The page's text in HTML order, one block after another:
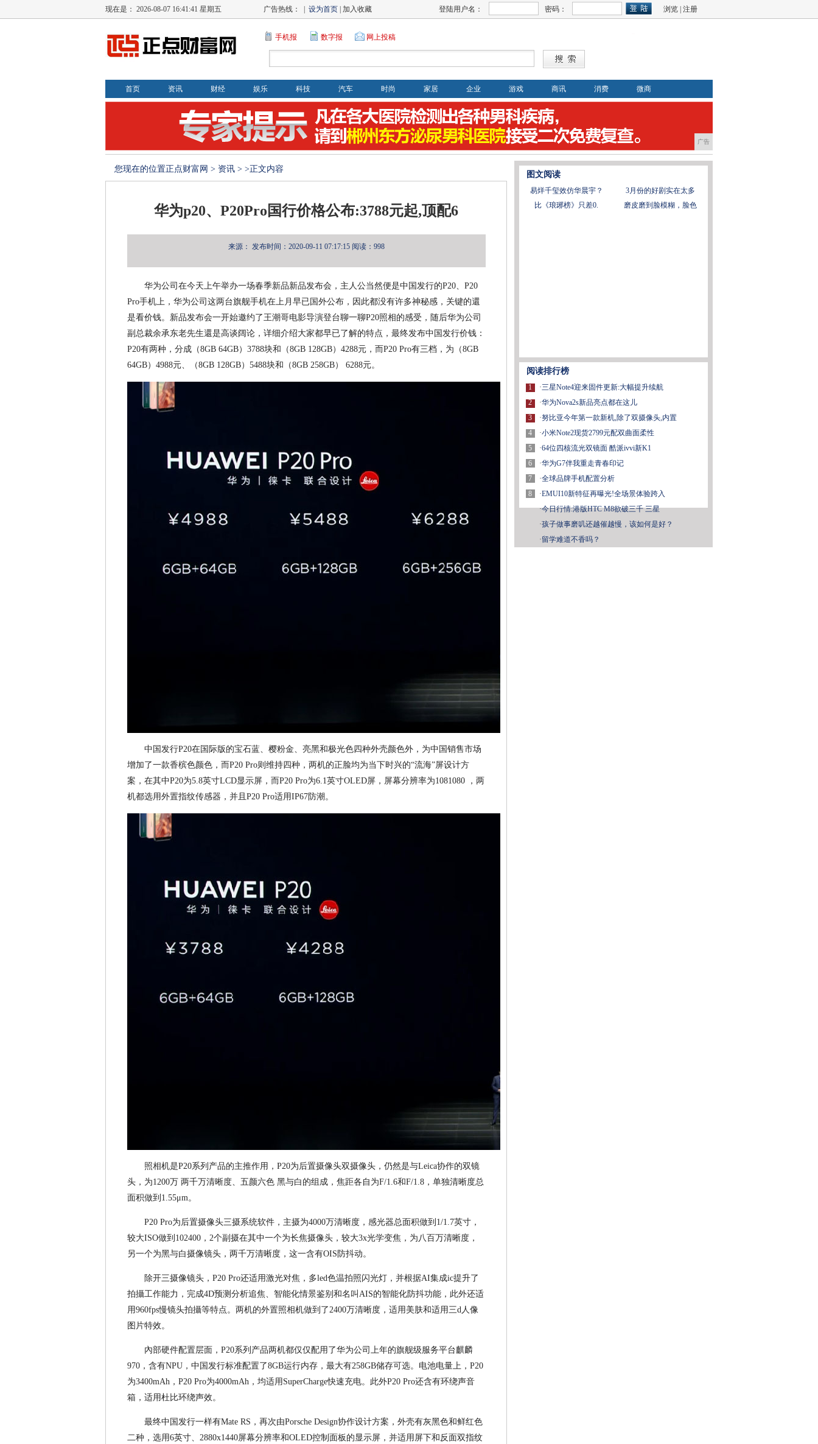
现在是： 2026-08-07 16:41:42 星期五 广告热线： | 设为首页 | 加入收藏 登陆用户名： 密码： 浏览 注册
手机报 数字报 网上投稿
首页 资讯 财经 娱乐 科技 汽车 时尚 家居 企业 游戏 商讯 消费 微商
广告
您现在的位置正点财富网 > 资讯 > >正文内容
华为p20、P20Pro国行价格公布:3788元起,顶配6
来源： 发布时间：2020-09-11 07:17:15 阅读：998
华为公司在今天上午举办一场春季新品新品发布会，主人公当然便是中国发行的P20、P20
Pro手机上，华为公司这两台旗舰手机在上月早已国外公布，因此都没有许多神秘感，关键的還
是看价钱。新品发布会一开始邀约了王潮哥电影导演登台聊一聊P20照相的感受，随后华为公司
副总裁余承东老先生還是高谈阔论，详细介绍大家都早已了解的特点，最终发布中国发行价钱：
P20有两种，分成（8GB 64GB）3788块和（8GB 128GB）4288元，而P20 Pro有三档，为（8GB
64GB）4988元、（8GB 128GB）5488块和（8GB 258GB） 6288元。
中国发行P20在国际版的宝石蓝、樱粉金、亮黑和极光色四种外壳颜色外，为中国销售市场
增加了一款香槟色颜色，而P20 Pro则维持四种，两机的正脸均为当下时兴的“流海”屏设计方
案，在其中P20为5.8英寸LCD显示屏，而P20 Pro为6.1英寸OLED屏，屏幕分辨率为1081080 ，两
机都选用外置指纹传感器，并且P20 Pro适用IP67防潮。
照相机是P20系列产品的主推作用，P20为后置摄像头双摄像头，仍然是与Leica协作的双镜
头，为1200万 两千万清晰度、五颜六色 黑与白的组成，焦距各自为F/1.6和F/1.8，单独清晰度总
面积做到1.55μm。
P20 Pro为后置摄像头三摄系统软件，主摄为4000万清晰度，感光器总面积做到1/1.7英寸，
较大ISO做到102400，2个副摄在其中一个为长焦摄像头，较大3x光学变焦，为八百万清晰度，
另一个为黑与白摄像镜头，两千万清晰度，这一含有OIS防抖动。
除开三摄像镜头，P20 Pro还适用激光对焦，多led色温拍照闪光灯，并根据AI集成ic提升了
拍攝工作能力，完成4D预测分析追焦、智能化情景鉴别和名叫AIS的智能化防抖功能，此外还适
用960fps慢镜头拍攝等特点。两机的外置照相机做到了2400万清晰度，适用美肤和适用三d人像
图片特效。
內部硬件配置层面，P20系列产品两机都仅仅配用了华为公司上年的旗舰级服务平台麒麟
970，含有NPU，中国发行标准配置了8GB运行内存，最大有258GB储存可选。电池电量上，P20
为3400mAh，P20 Pro为4000mAh，均适用SuperCharge快速充电。此外P20 Pro还含有环绕声音
箱，适用杜比环绕声效。
最终中国发行一样有Mate RS，再次由Porsche Design协作设计方案，外壳有灰黑色和鲜红色
二种，选用6英寸、2880x1440屏幕分辨率和OLED控制面板的显示屏，并适用屏下和反面双指纹
图文阅读
易烊千玺效仿华晨宇？
3月份的好剧实在太多
比《琅琊榜》只差0.
磨皮磨到脸模糊，脸色
阅读排行榜
1
2
3
4
5
6
7
8
·三星Note4迎来固件更新:大幅提升续航
·华为Nova2s新品亮点都在这儿
·努比亚今年第一款新机,除了双摄像头,内置
·小米Note2现货2799元配双曲面柔性
·64位四核流光双镜面 酷派ivvi新K1
·华为G7伴我重走青春印记
·全球品牌手机配置分析
·EMUI10新特征再曝光!全场景体验跨入
·今日行情:港版HTC M8欲破三千 三星
·孩子做事磨叽还越催越慢，该如何是好？
·留学难道不香吗？